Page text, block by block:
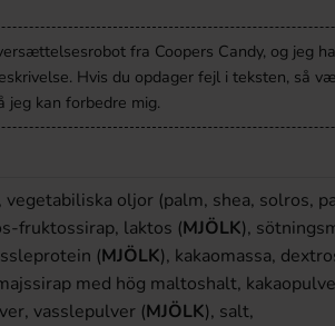
fra Coopers Candy, og jeg
Hvis du opdager fejl i teksten, så
jeg kan forbedre mig.
vegetabiliska oljor (palm, shea, solros,
fruktossirap, laktos (MJÖLK),
(MJÖLK), kakaomassa,
med hög maltoshalt,
vasslepulver (MJÖLK), salt,